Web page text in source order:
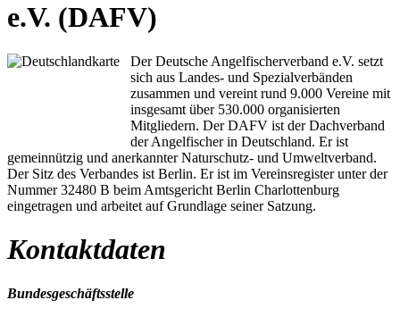
e.V. (DAFV)
Der Deutsche Angelfischerverband e.V. setzt
sich aus Landes- und Spezialverbänden
zusammen und vereint rund 9.000 Vereine mit
insgesamt über 530.000 organisierten
Mitgliedern. Der DAFV ist der Dachverband
der Angelfischer in Deutschland. Er ist
gemeinnützig und anerkannter Naturschutz- und Umweltverband.
Der Sitz des Verbandes ist Berlin. Er ist im Vereinsregister unter der
Nummer 32480 B beim Amtsgericht Berlin Charlottenburg
eingetragen und arbeitet auf Grundlage seiner Satzung.
Kontaktdaten
Bundesgeschäftsstelle